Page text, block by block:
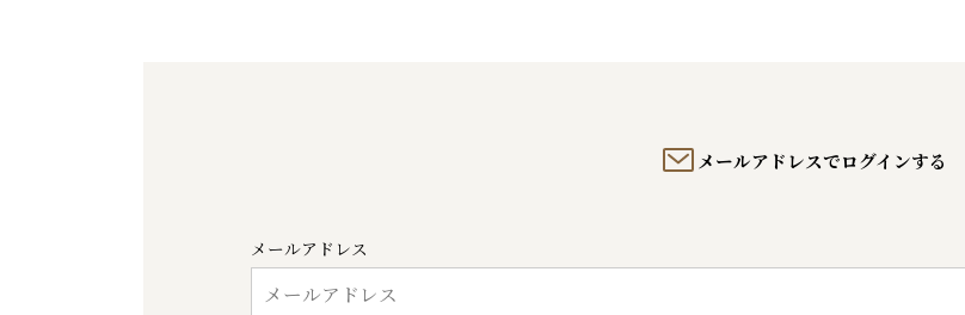
メールアドレスでログインする
メールアドレス